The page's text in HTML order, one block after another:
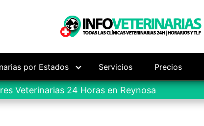
por Estados Servicios Precios
Veterinarias 24 Horas en Reynosa